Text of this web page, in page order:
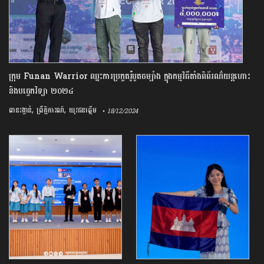
ក្រុម Funan Warrior ឈ្នះការប្រកួតរ៉ូបូតចម្បាំង ក្នុងកម្មវិធីតាំងពិព័រណ៌យន្តហោះ
និងបច្ចេកវិទ្យា ២០២៤
ពានរង្វាន់, ព្រឹត្តិការណ៍, យុវជនឆ្នើម • 18/12/2024